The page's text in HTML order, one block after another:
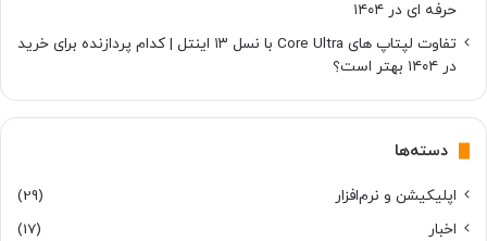
حرفه ای در ۱۴۰۴
تفاوت لپتاپ های Core Ultra با نسل ۱۳ اینتل | کدام پردازنده برای خرید
در ۱۴۰۴ بهتر است؟
دسته‌ها
اپلیکیشن و نرم‌افزار
(29)
اخبار
(17)